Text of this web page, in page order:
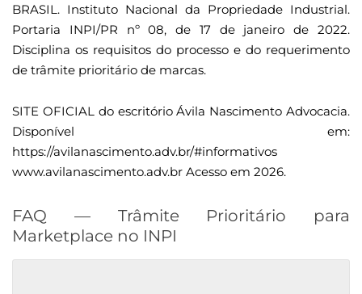
BRASIL. Instituto Nacional da Propriedade Industrial.
Portaria INPI/PR nº 08, de 17 de janeiro de 2022.
Disciplina os requisitos do processo e do requerimento
de trâmite prioritário de marcas.
SITE OFICIAL do escritório Ávila Nascimento Advocacia.
Disponível em:
https://avilanascimento.adv.br/#informativos
www.avilanascimento.adv.br Acesso em 2026.
FAQ — Trâmite Prioritário para
Marketplace no INPI